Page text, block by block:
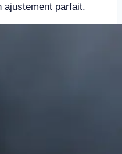
ajustement parfait.